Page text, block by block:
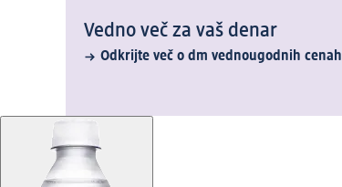
Vedno več za vaš denar
Odkrijte več o dm vednougodnih cenah